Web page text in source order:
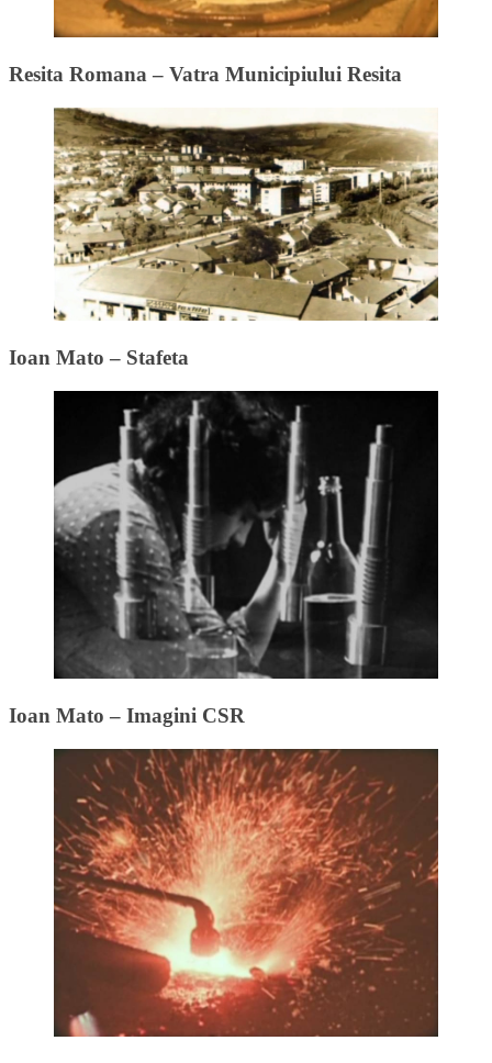
Resita Romana – Vatra Municipiului Resita
Ioan Mato – Stafeta
Ioan Mato – Imagini CSR